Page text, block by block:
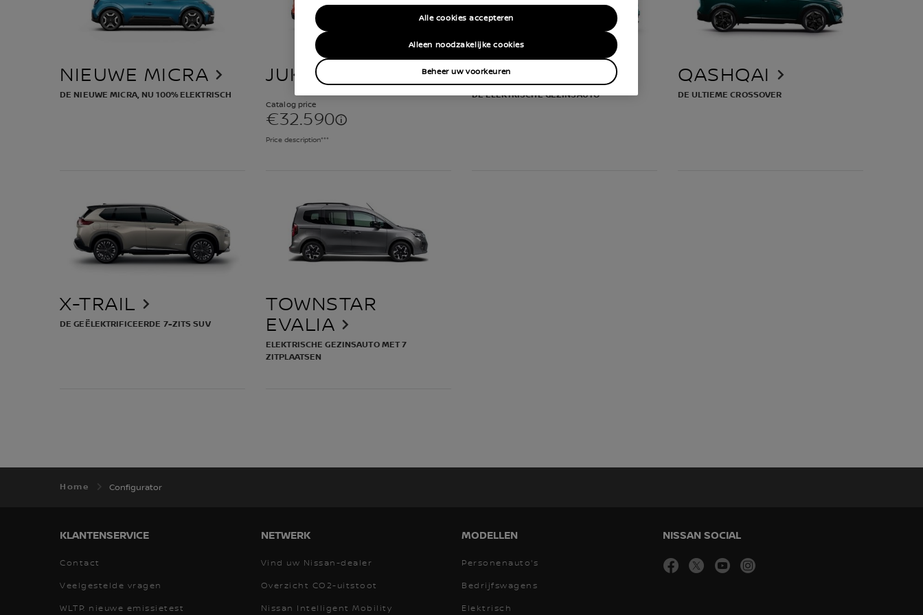
NIEUWE MICRA
DE NIEUWE MICRA, NU 100% ELEKTRISCH
JUKE
Catalog price
€32.590
Price description***
NIEUWE LEAF
DE ELEKTRISCHE GEZINSAUTO
QASHQAI
DE ULTIEME CROSSOVER
X-TRAIL
DE GEËLEKTRIFICEERDE 7-ZITS SUV
TOWNSTAR
EVALIA
ELEKTRISCHE GEZINSAUTO MET 7
ZITPLAATSEN
Home Configurator
KLANTENSERVICE
Contact
Veelgestelde vragen
WLTP: nieuwe emissietest
NETWERK
Vind uw Nissan-dealer
Overzicht CO2-uitstoot
Nissan Intelligent Mobility
MODELLEN
Personenauto's
Bedrijfswagens
Elektrisch
NISSAN SOCIAL
facebook
twitteryoutube
Beheer uw voorkeuren
Alleen noodzakelijke cookies
Alle cookies accepteren